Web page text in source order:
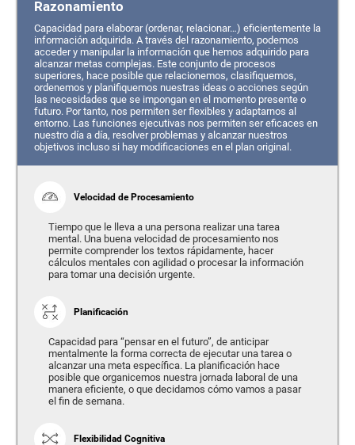
Razonamiento
Capacidad para elaborar (ordenar, relacionar…) eficientemente la
información adquirida. A través del razonamiento, podemos
acceder y manipular la información que hemos adquirido para
alcanzar metas complejas. Este conjunto de procesos
superiores, hace posible que relacionemos, clasifiquemos,
ordenemos y planifiquemos nuestras ideas o acciones según
las necesidades que se impongan en el momento presente o
futuro. Por tanto, nos permiten ser flexibles y adaptarnos al
entorno. Las funciones ejecutivas nos permiten ser eficaces en
nuestro día a día, resolver problemas y alcanzar nuestros
objetivos incluso si hay modificaciones en el plan original.
Velocidad de Procesamiento
Tiempo que le lleva a una persona realizar una tarea
mental. Una buena velocidad de procesamiento nos
permite comprender los textos rápidamente, hacer
cálculos mentales con agilidad o procesar la información
para tomar una decisión urgente.
Planificación
Capacidad para “pensar en el futuro”, de anticipar
mentalmente la forma correcta de ejecutar una tarea o
alcanzar una meta específica. La planificación hace
posible que organicemos nuestra jornada laboral de una
manera eficiente, o que decidamos cómo vamos a pasar
el fin de semana.
Flexibilidad Cognitiva